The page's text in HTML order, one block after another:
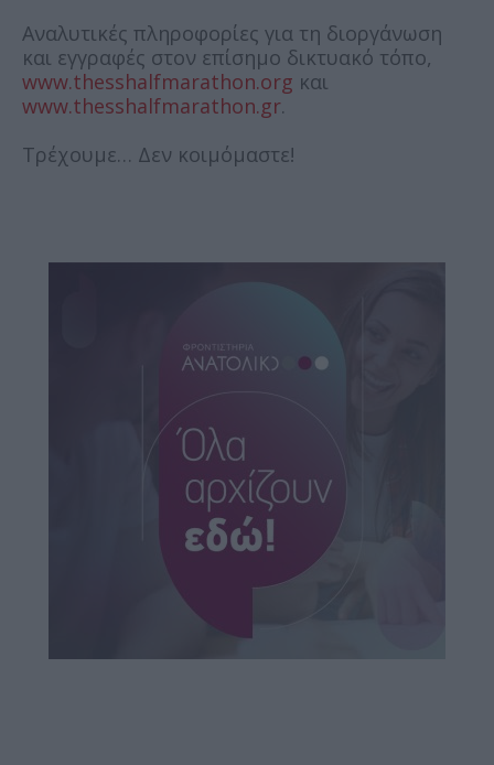
Αναλυτικές πληροφορίες για τη διοργάνωση
και εγγραφές στον επίσημο δικτυακό τόπο,
www.thesshalfmarathon.org και
www.thesshalfmarathon.gr.
Τρέχουμε… Δεν κοιμόμαστε!